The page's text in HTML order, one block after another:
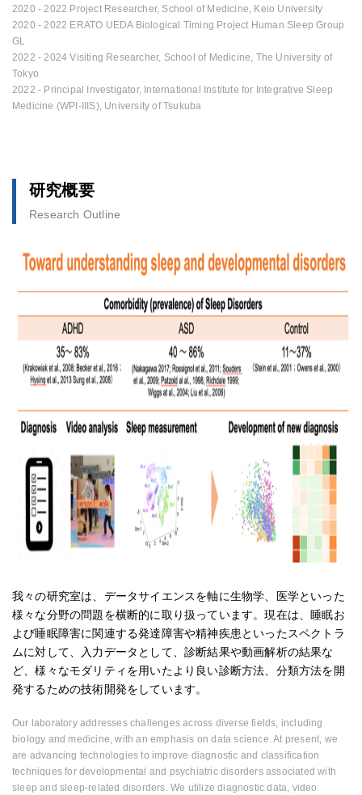
2020 - 2022 Project Researcher, School of Medicine, Keio University
2020 - 2022 ERATO UEDA Biological Timing Project Human Sleep Group
GL
2022 - 2024 Visiting Researcher, School of Medicine, The University of
Tokyo
2022 - Principal Investigator, International Institute for Integrative Sleep
Medicine (WPI-IIIS), University of Tsukuba
研究概要
Research Outline
我々の研究室は、データサイエンスを軸に生物学、医学といった
様々な分野の問題を横断的に取り扱っています。現在は、睡眠お
よび睡眠障害に関連する発達障害や精神疾患といったスペクトラ
ムに対して、入力データとして、診断結果や動画解析の結果な
ど、様々なモダリティを用いたより良い診断方法、分類方法を開
発するための技術開発をしています。
Our laboratory addresses challenges across diverse fields, including
biology and medicine, with an emphasis on data science. At present, we
are advancing technologies to improve diagnostic and classification
techniques for developmental and psychiatric disorders associated with
sleep and sleep-related disorders. We utilize diagnostic data, video